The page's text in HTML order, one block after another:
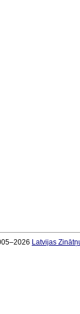
Latvijas